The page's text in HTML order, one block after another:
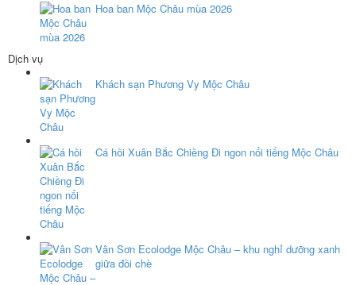
Hoa ban Mộc Châu mùa 2026
Dịch vụ
Khách sạn Phương Vy Mộc Châu
Cá hồi Xuân Bắc Chiềng Đi ngon nổi tiếng Mộc Châu
Vân Sơn Ecolodge Mộc Châu – khu nghỉ dưỡng xanh
giữa đồi chè